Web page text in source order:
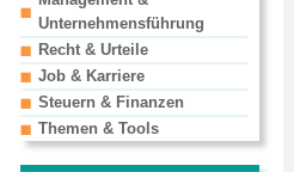
Unternehmensführung
Recht & Urteile
Job & Karriere
Steuern & Finanzen
Themen & Tools